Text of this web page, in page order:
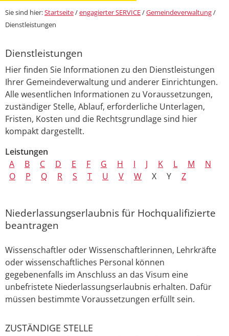
Sie sind hier:Startseite/engagierter SERVICE/Gemeindeverwaltung/
Dienstleistungen
Dienstleistungen
Hier finden Sie Informationen zu den Dienstleistungen
Ihrer Gemeindeverwaltung und anderer Einrichtungen.
Alle wesentlichen Informationen zu Voraussetzungen,
zuständiger Stelle, Ablauf, erforderliche Unterlagen,
Fristen, Kosten und die Rechtsgrundlage sind hier
kompakt dargestellt.
Leistungen
A
B C D E F G H I J K L M
N
O
P Q R S T U V W X Y Z
Niederlassungserlaubnis für Hochqualifizierte
beantragen
Wissenschaftler oder Wissenschaftlerinnen, Lehrkräfte
oderwissenschaftliches Personal können
gegebenenfalls im Anschluss an das Visum eine
unbefristete Niederlassungserlaubnis erhalten. Dafür
müssen bestimmte Voraussetzungen erfüllt sein.
ZUSTÄNDIGE STELLE